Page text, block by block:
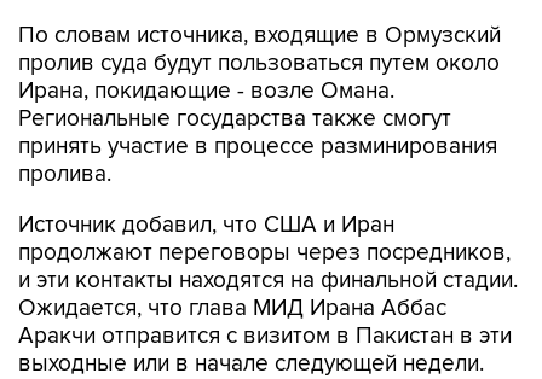
По словам источника, входящие в Ормузский
пролив суда будут пользоваться путем около
Ирана, покидающие - возле Омана.
Региональные государства также смогут
принять участие в процессе разминирования
пролива.
Источник добавил, что США и Иран
продолжают переговоры через посредников,
и эти контакты находятся на финальной стадии.
Ожидается, что глава МИД Ирана Аббас
Аракчи отправится с визитом в Пакистан в эти
выходные или в начале следующей недели.